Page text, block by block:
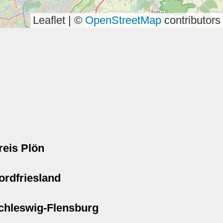
Leaflet | © OpenStreetMap contributors
Plön
Flensburg